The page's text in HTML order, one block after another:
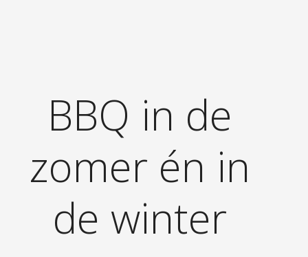
BBQ in de
zomer én in
de winter